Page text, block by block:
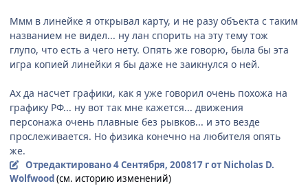
Ммм в линейке я открывал карту, и не разу объекта с таким
названием не видел... ну лан спорить на эту тему тож
глупо, что есть а чего нету. Опять же говорю, была бы эта
игра копией линейки я бы даже не заикнулся о ней.
Ах да насчет графики, как я уже говорил очень похожа на
графику РФ... ну вот так мне кажется... движения
персонажа очень плавные без рывков... и это везде
прослеживается. Но физика конечно на любителя опять
же.
Отредактировано4 Сентября, 200817 гот Nicholas D.
Wolfwood(см. историю изменений)